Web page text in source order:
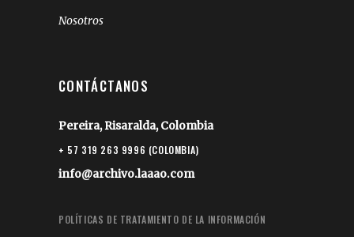
Nosotros
CONTÁCTANOS
Pereira, Risaralda, Colombia
+ 57 319 263 9996 (COLOMBIA)
info@archivo.laaao.com
POLÍTICAS DE TRATAMIENTO DE LA INFORMACIÓN